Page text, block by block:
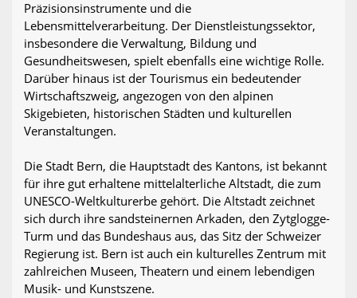
Präzisionsinstrumente und die
Lebensmittelverarbeitung. Der Dienstleistungssektor,
insbesondere die Verwaltung, Bildung und
Gesundheitswesen, spielt ebenfalls eine wichtige Rolle.
Darüber hinaus ist der Tourismus ein bedeutender
Wirtschaftszweig, angezogen von den alpinen
Skigebieten, historischen Städten und kulturellen
Veranstaltungen.
Die Stadt Bern, die Hauptstadt des Kantons, ist bekannt
für ihre gut erhaltene mittelalterliche Altstadt, die zum
UNESCO-Weltkulturerbe gehört. Die Altstadt zeichnet
sich durch ihre sandsteinernen Arkaden, den Zytglogge-
Turm und das Bundeshaus aus, das Sitz der Schweizer
Regierung ist. Bern ist auch ein kulturelles Zentrum mit
zahlreichen Museen, Theatern und einem lebendigen
Musik- und Kunstszene.